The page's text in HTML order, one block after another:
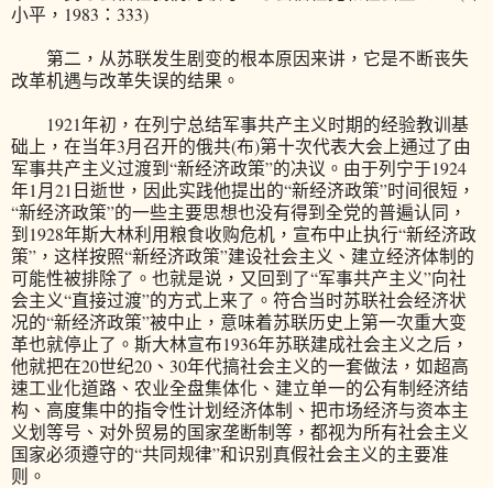
小平，1983：333)
第二，从苏联发生剧变的根本原因来讲，它是不断丧失
改革机遇与改革失误的结果。
1921年初，在列宁总结军事共产主义时期的经验教训基
础上，在当年3月召开的俄共(布)第十次代表大会上通过了由
军事共产主义过渡到“新经济政策”的决议。由于列宁于1924
年1月21日逝世，因此实践他提出的“新经济政策”时间很短，
“新经济政策”的一些主要思想也没有得到全党的普遍认同，
到1928年斯大林利用粮食收购危机，宣布中止执行“新经济政
策”，这样按照“新经济政策”建设社会主义、建立经济体制的
可能性被排除了。也就是说，又回到了“军事共产主义”向社
会主义“直接过渡”的方式上来了。符合当时苏联社会经济状
况的“新经济政策”被中止，意味着苏联历史上第一次重大变
革也就停止了。斯大林宣布1936年苏联建成社会主义之后，
他就把在20世纪20、30年代搞社会主义的一套做法，如超高
速工业化道路、农业全盘集体化、建立单一的公有制经济结
构、高度集中的指令性计划经济体制、把市场经济与资本主
义划等号、对外贸易的国家垄断制等，都视为所有社会主义
国家必须遵守的“共同规律”和识别真假社会主义的主要准
则。